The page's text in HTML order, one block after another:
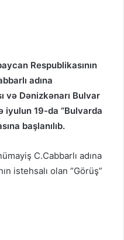
Respublikasının
adına
və Dənizkənarı Bulvar
iyulun 19-da “Bulvarda
başlanılıb.
C.Cabbarlı adına
istehsalı olan “Görüş”